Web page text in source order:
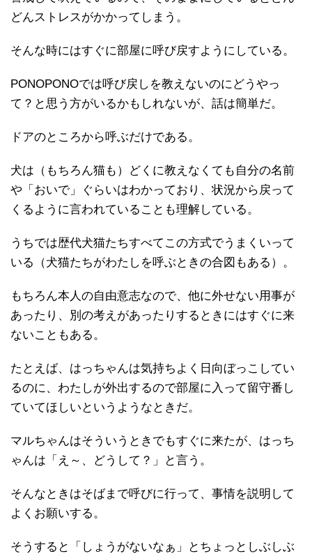
どんストレスがかかってしまう。
そんな時にはすぐに部屋に呼び戻すようにしている。
PONOPONOでは呼び戻しを教えないのにどうやっ
て？と思う方がいるかもしれないが、話は簡単だ。
ドアのところから呼ぶだけである。
犬は（もちろん猫も）どくに教えなくても自分の名前
や「おいで」ぐらいはわかっており、状況から戻って
くるように言われていることも理解している。
うちでは歴代犬猫たちすべてこの方式でうまくいって
いる（犬猫たちがわたしを呼ぶときの合図もある）。
もちろん本人の自由意志なので、他に外せない用事が
あったり、別の考えがあったりするときにはすぐに来
ないこともある。
たとえば、はっちゃんは気持ちよく日向ぼっこしてい
るのに、わたしが外出するので部屋に入って留守番し
ていてほしいというようなときだ。
マルちゃんはそういうときでもすぐに来たが、はっち
ゃんは「え～、どうして？」と言う。
そんなときはそばまで呼びに行って、事情を説明して
よくお願いする。
そうすると「しょうがないなぁ」とちょっとしぶしぶ